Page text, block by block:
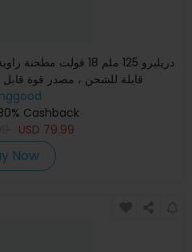
دريلبرو 125 ملم 18
قابلة للشحن ، مصدر قوة قابل
Cashback
USD 79.99
Now